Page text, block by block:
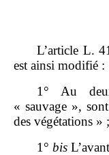
L’article L.
est ainsi modifié :
1° Au
« sauvage »,
des végétations » ;
1° bis